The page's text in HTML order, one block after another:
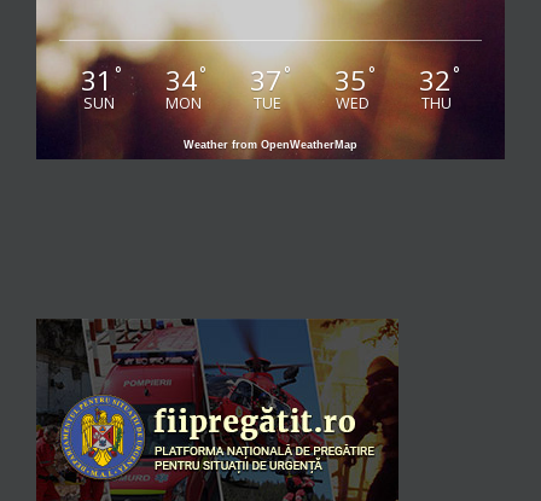
31 °
SUN
34°
MON
37°
TUE
35°
WED
32°
THU
Weather from OpenWeatherMap